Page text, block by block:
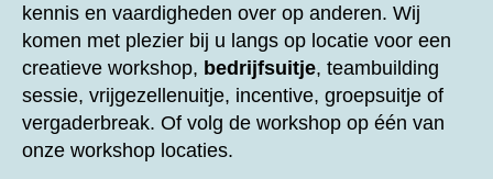
kennis en vaardigheden over op anderen. Wij
komen met plezier bij u langs op locatie voor een
creatieve workshop, bedrijfsuitje, teambuilding
sessie, vrijgezellenuitje, incentive, groepsuitje of
vergaderbreak. Of volg de workshop op één van
onze workshop locaties.